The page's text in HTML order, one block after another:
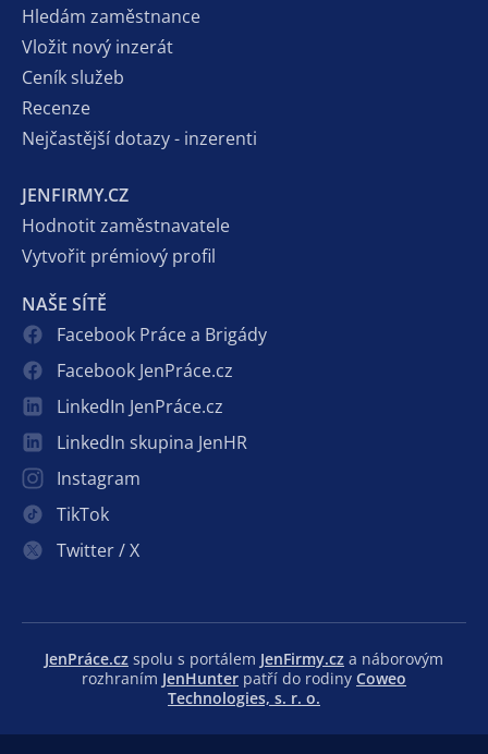
Hledám zaměstnance
Vložit nový inzerát
Ceník služeb
Recenze
Nejčastější dotazy - inzerenti
JENFIRMY.CZ
Hodnotit zaměstnavatele
Vytvořit prémiový profil
NAŠE SÍTĚ
Facebook Práce a Brigády
Facebook JenPráce.cz
LinkedIn JenPráce.cz
LinkedIn skupina JenHR
Instagram
TikTok
Twitter / X
JenPráce.cz spolu s portálem JenFirmy.cz a náborovým
rozhraním JenHunter patří do rodiny Coweo
Technologies, s. r. o.